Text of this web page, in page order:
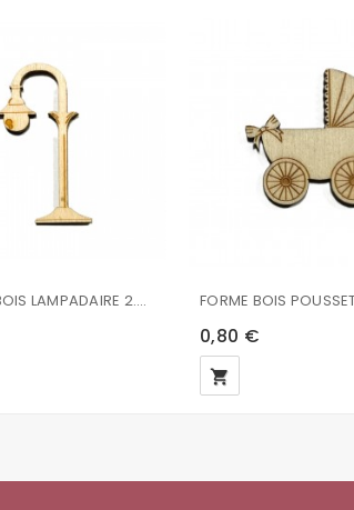
FORME BOIS LAMPADAIRE 2.5X5.3X0.2MM
0,80 €
local_grocery_store